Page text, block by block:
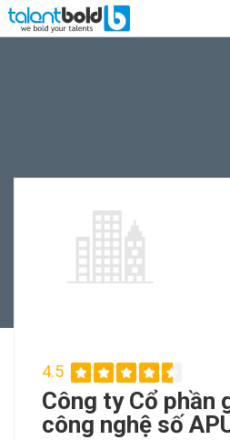
4.5
Công ty Cổ phần
công nghệ số